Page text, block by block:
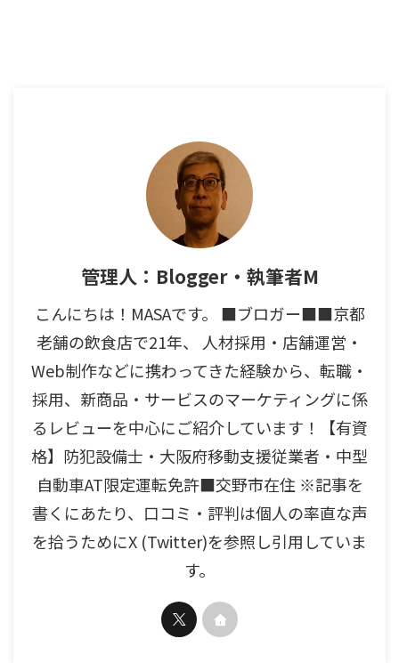
管理人：Blogger・執筆者M
こんにちは！MASAです。 ■ブロガー■■京都
老舗の飲食店で21年、 人材採用・店舗運営・
Web制作などに携わってきた経験から、転職・
採用、新商品・サービスのマーケティングに係
るレビューを中心にご紹介しています！【有資
格】防犯設備士・大阪府移動支援従業者・中型
自動車AT限定運転免許■交野市在住 ※記事を
書くにあたり、口コミ・評判は個人の率直な声
を拾うためにX (Twitter)を参照し引用していま
す。